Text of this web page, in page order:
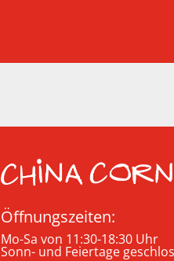
Öffnungszeiten:
Mo-Sa von 11:30-18:30 Uhr
Sonn- und Feiertage